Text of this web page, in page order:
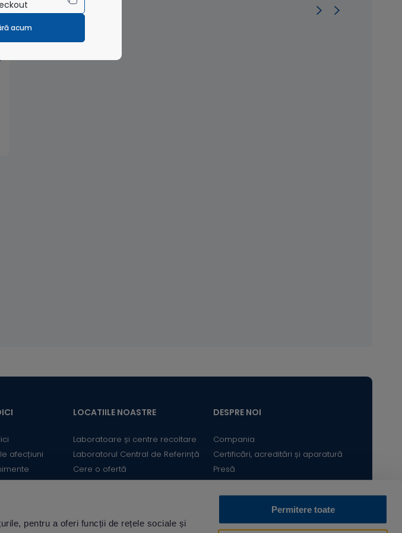
pentru a oferi funcții de rețele sociale și
Permitere toate
afecțiuni
medicale
LOCATIILE NOASTRE
Laboratoare și centre recoltare
Laboratorul Central de Referință
Cere o ofertă
Contact
DESPRE NOI
Compania
Certificări, acreditări și aparatură
Presă
Satisfacția Clientului
Cariere
Descarcă din Acum pe
acum
Bine ai revenit! Sunt